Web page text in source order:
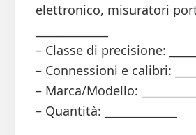
elettronico, misuratori
– Classe di precisione:
– Connessioni e calibri:
– Marca/Modello:
– Quantità: _____________